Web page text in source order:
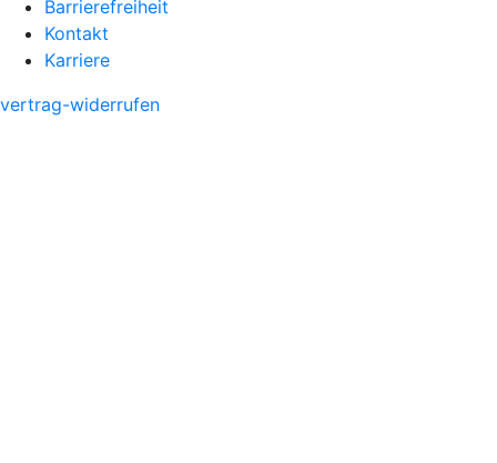
Barrierefreiheit
Kontakt
Karriere
vertrag-widerrufen